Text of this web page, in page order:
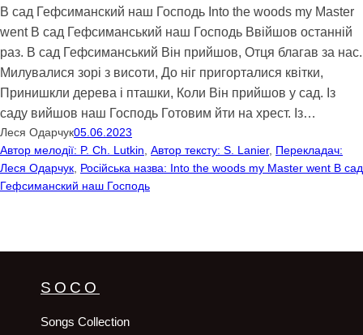
В сад Гефсиманский наш Господь Into the woods my Master
went В сад Гефсиманський наш Господь Ввійшов останній
раз. В сад Гефсиманський Він прийшов, Отця благав за нас.
Милувалися зорі з висоти, До ніг пригорталися квітки,
Принишкли дерева і пташки, Коли Він прийшов у сад. Із
саду вийшов наш Господь Готовим йти на хрест. Із…
Леся Одарчук05.06.2023
Автор мелодії: P. Ch. Lutkin Автор тексту: S. Lanier, Перекладач:
Леся Одарчук Російська назва: Into the woods my Master went В сад
Гефсиманский наш Господь
SOCO
Songs Collection